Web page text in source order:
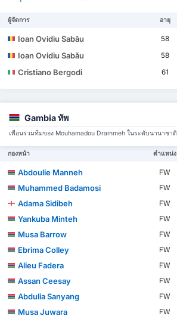
ผู้จัดการ อายุ
Ioan Ovidiu Sabău 58
Ioan Ovidiu Sabău 58
Cristiano Bergodi 61
Gambia ทัพ
เพื่อนร่วมทีมของ Mouhamadou Drammeh ในระดับนานาชาติ
กองหน้า ตำแหน่ง
Abdoulie Manneh FW
Muhammed Badamosi
FW
Adama Sidibeh
FW
Yankuba Minteh
FW
Musa Barrow
FW
Ebrima Colley
FW
Alieu Fadera
FW
Assan Ceesay
FW
Abdulia Sanyang
FW
Musa Juwara
FW